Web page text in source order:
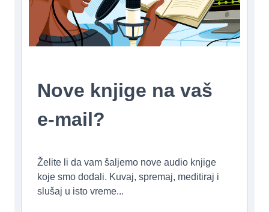
Nove knjige na vaš
e-mail?
Želite li da vam šaljemo nove audio knjige
koje smo dodali. Kuvaj, spremaj, meditiraj i
slušaj u isto vreme...